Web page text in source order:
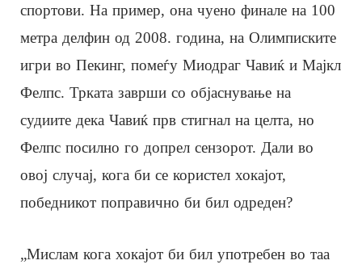
спортови. На пример, она чуено финале на 100
метра делфин од 2008. година, на Олимписките
игри во Пекинг, помеѓу Миодраг Чавиќ и Мајкл
Фелпс. Трката заврши со објаснување на
судиите дека Чавиќ прв стигнал на целта, но
Фелпс посилно го допрел сензорот. Дали во
овој случај, кога би се користел хокајот,
победникот поправично би бил одреден?
„Мислам кога хокајот би бил употребен во таа